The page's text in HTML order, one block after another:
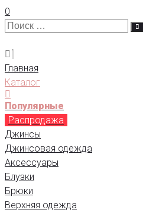
0
Главная
Каталог
Популярные
Распродажа
Джинсы
Джинсовая одежда
Аксессуары
Блузки
Брюки
Верхняя одежда